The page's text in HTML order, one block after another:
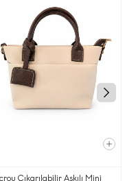
Çıkarılabilir Askılı Mini
amaçlar
süreçlerinin
ve güncel
bilgi
kampanya /
yürütülmesi,
iletilmesi,
ileti